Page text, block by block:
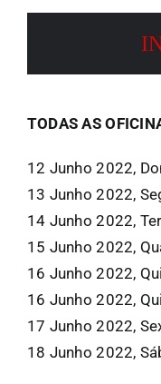
TODAS AS
12 Junho 2022,
13 Junho 2022,
14 Junho 2022,
15 Junho 2022,
16 Junho 2022,
16 Junho 2022,
17 Junho 2022,
18 Junho 2022,